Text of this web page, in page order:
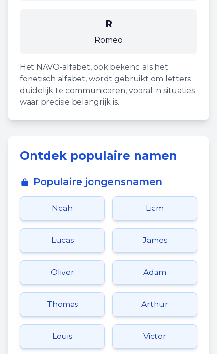
R
Romeo
Het NAVO-alfabet, ook bekend als het
fonetisch alfabet, wordt gebruikt om letters
duidelijk te communiceren, vooral in situaties
waar precisie belangrijk is.
Ontdek populaire namen
Populaire jongensnamen
Noah Liam
Lucas James
Oliver Adam
Thomas Arthur
Louis Victor